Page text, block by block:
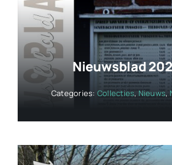
Nieuwsblad
Categories: Collecties, Nieuws,